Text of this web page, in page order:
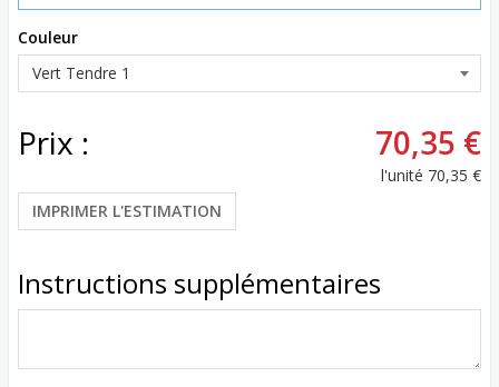
Couleur
Prix : 70,35 €
l'unité 70,35 €
IMPRIMER L'ESTIMATION
Instructions supplémentaires